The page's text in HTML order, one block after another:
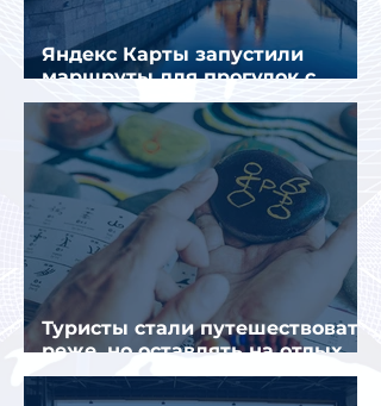
Яндекс Карты запустили
маршруты для прогулок с
описанием и аудиогидом
Туристы стали путешествовать
реже, но оставлять на отдых
почти на 40% больше